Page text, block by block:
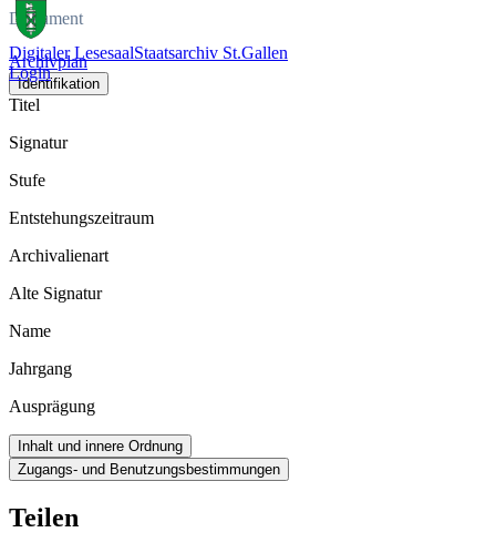
Digitaler LesesaalStaatsarchiv St.Gallen
Login
Dokument
Archivplan
Identifikation
Titel
Signatur
Stufe
Entstehungszeitraum
Archivalienart
Alte Signatur
Name
Jahrgang
Ausprägung
Inhalt und innere Ordnung
Zugangs- und Benutzungsbestimmungen
Teilen